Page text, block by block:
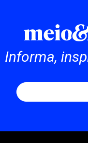
Informa,